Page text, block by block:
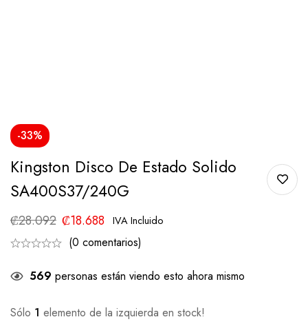
-33%
Kingston Disco De Estado Solido
SA400S37/240G
₡28.092 ₡18.688 IVA Incluido
(0 comentarios)
569 personas están viendo esto ahora mismo
Sólo 1 elemento de la izquierda en stock!